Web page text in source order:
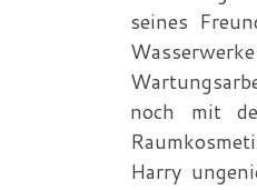
seines
noch mit
Harry